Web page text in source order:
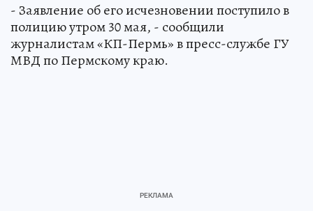
- Заявление об его исчезновении поступило в
полицию утром 30 мая, - сообщили
журналистам «КП-Пермь» в пресс-службе ГУ
МВД по Пермскому краю.